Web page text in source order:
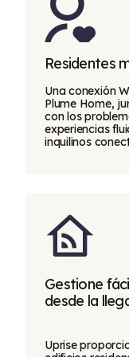
Residentes
Una conexión
Plume Home,
con los
experiencias
inquilinos
Gestione
desde la
Uprise